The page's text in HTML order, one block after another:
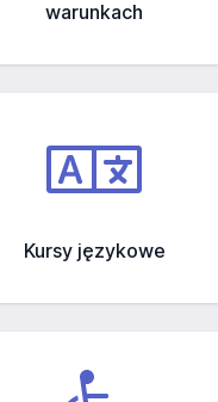
warunkach
Kursy językowe